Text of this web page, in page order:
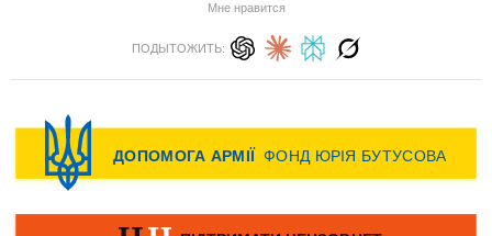
Мне нравится
ПОДЫТОЖИТЬ: